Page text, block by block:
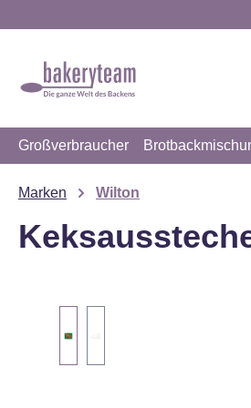
Großverbraucher
Marken Wilton